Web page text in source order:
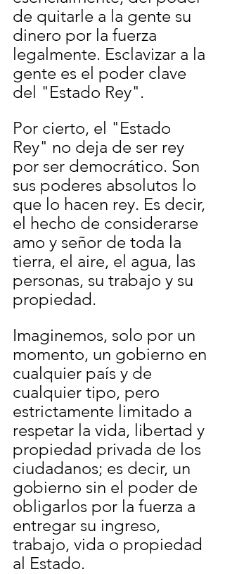
de quitarle a la gente su
dinero por la fuerza
legalmente. Esclavizar a la
gente es el poder clave
del "Estado Rey".
Por cierto, el "Estado
Rey" no deja de ser rey
por ser democrático. Son
sus poderes absolutos lo
que lo hacen rey. Es decir,
el hecho de considerarse
amo y señor de toda la
tierra, el aire, el agua, las
personas, su trabajo y su
propiedad.
Imaginemos, solo por un
momento, un gobierno en
cualquier país y de
cualquier tipo, pero
estrictamente limitado a
respetar la vida, libertad y
propiedad privada de los
ciudadanos; es decir, un
gobierno sin el poder de
obligarlos por la fuerza a
entregar su ingreso,
trabajo, vida o propiedad
al Estado.